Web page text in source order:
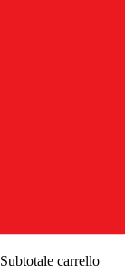
Subtotale carrello